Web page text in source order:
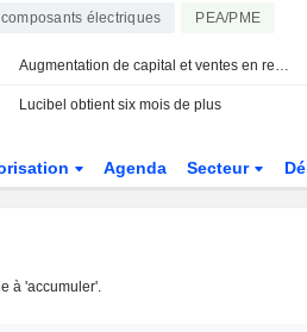
électriques PEA/PME
Augmentation de capital et ventes en repli pour Lucibel
Lucibel obtient six mois de plus
Agenda Secteur
à 'accumuler'.